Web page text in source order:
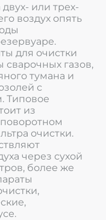
или трех-
воздух опять
для очистки
сварочных газов,
тумана и
с
Типовое
из
очистки.
через сухой
более же